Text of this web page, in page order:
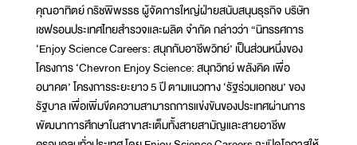
คุณอาทิตย์ กริชพิพรรธ ผู้จัดการใหญ่ฝ่ายสนับสนุนธุรกิจ บริษัท
เชฟรอนประเทศไทยสำรวจและผลิต จำกัด กล่าวว่า “นิทรรศการ
‘Enjoy Science Careers: สนุกกับอาชีพวิทย์’ เป็นส่วนหนึ่งของ
โครงการ ‘Chevron Enjoy Science: สนุกวิทย์ พลังคิด เพื่อ
อนาคต’ โครงการระยะยาว 5 ปี ตามแนวทาง ‘รัฐร่วมเอกชน’ ของ
รัฐบาล เพื่อเพิ่มขีดความสามารถการแข่งขันของประเทศผ่านการ
พัฒนาการศึกษาในสาขาสะเต็มทั้งสายสามัญและสายอาชีพ